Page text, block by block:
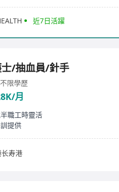
近7日活躍
/抽血員/針手
不限學歷
月
職工時靈活
提供
寿港